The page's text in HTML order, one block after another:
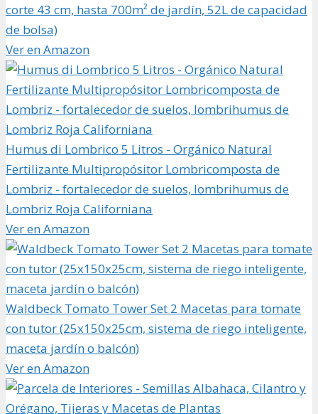
corte 43 cm, hasta 700m² de jardín, 52L de capacidad
de bolsa)
Ver en Amazon
Humus di Lombrico 5 Litros - Orgánico Natural
Fertilizante Multipropósitor Lombricomposta de
Lombriz - fortalecedor de suelos, lombrihumus de
Lombriz Roja Californiana
Ver en Amazon
Waldbeck Tomato Tower Set 2 Macetas para tomate
con tutor (25x150x25cm, sistema de riego inteligente,
maceta jardín o balcón)
Ver en Amazon